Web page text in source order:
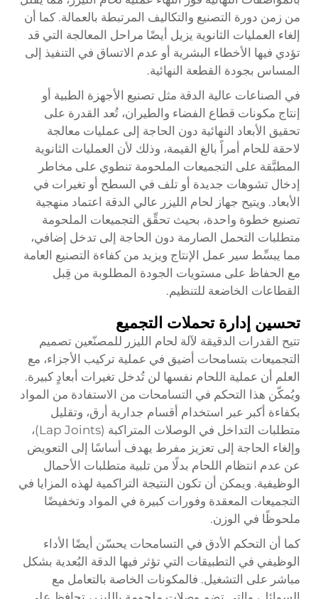
من زمن دورة التصنيع والتكاليف المرتبطة بالعمالة. كما أن
إلغاء العمليات الثانوية يزيل أيضًا مراحل المعالجة التي قد
تؤدي فيها الأخطاء البشرية أو عدم الاتساق في التنفيذ إلى
المساس بجودة القطعة النهائية.
في الصناعات عالية الدقة مثل تصنيع الأجهزة الطبية أو
إنتاج مكونات قطاع الفضاء والطيران، تُعد القدرة على
تحقيق الأبعاد النهائية دون الحاجة إلى عمليات معالجة
لاحقة للحام أمراً بالغ القيمة، وذلك لأن العمليات الثانوية
المطبَّقة على التجميعات الملحومة تنطوي على مخاطر
إدخال تشوهات جديدة أو تلف في السطح أو تغيرات في
الأبعاد. ويتيح جهاز لحام الليزر عالي الدقة اعتماد منهجية
تصنيع خطوة واحدة، بحيث تحقِّق التجميعات الملحومة
متطلبات التحمل الصارمة دون الحاجة إلى تدخل إضافي،
مما يبسِّط سير عمل الإنتاج ويزيد من كفاءة التصنيع العامة
مع الحفاظ على مستويات الجودة المطلوبة من قِبل
القطاعات الخاضعة للتنظيم.
تحسين إدارة تحملات التجميع
تتيح القدرات الدقيقة لآلة لحام الليزر للمصنّعين تصميم
التجميعات بتسامحات أضيق في عملية تركيب الأجزاء، مع
العلم أن عملية اللحام نفسها لن تُدخل تغيرات أبعادٍ كبيرة.
ويُمكّن هذا التحكم في التسامحات من الاستفادة من المواد
بكفاءة أكبر عبر استخدام أقسام جدارية أرق، وتقليل
متطلبات التداخل في الوصلات المتراكبة (Lap Joints)،
وإلغاء الحاجة إلى تعزيز مفرط يهدف أساسًا إلى التعويض
عن عدم انتظام اللحام بدلًا من تلبية متطلبات الأحمال
الوظيفية. ويمكن أن تكون النتيجة التراكمية لهذه المزايا في
التجميعات المعقدة وفورات كبيرة في المواد وتخفيضًا
ملحوظًا في الوزن.
كما أن التحكم الأدق في التسامحات يحسّن أيضًا الأداء
الوظيفي في التطبيقات التي تؤثر فيها الدقة البُعدية بشكل
مباشر على التشغيل. فالمكونات الخاصة بالتعامل مع